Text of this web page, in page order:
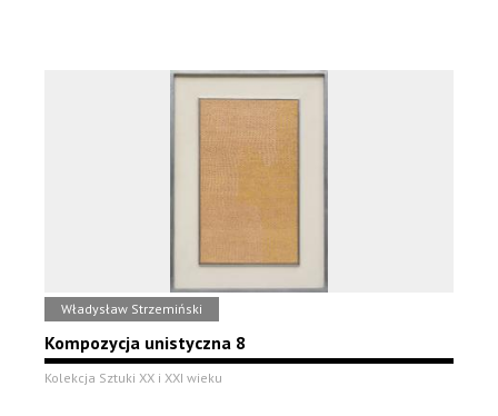
Władysław Strzemiński
Kompozycja unistyczna 8
Kolekcja Sztuki XX i XXI wieku